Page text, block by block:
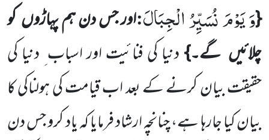
{وَ یَوْمَ نُسَیِّرُ الْجِبَالَ:اور جس دن ہم پہاڑوںکو
چلائیں گے۔}دنیا کی فنائیت اور اسباب ِ دنیا کی
حقیقت بیان کرنےکے بعد اب قیامت کی ہولناکی کا
بیان کیا جارہا ہے، چنانچہ ارشاد فرمایا کہ یاد کرو جس دن